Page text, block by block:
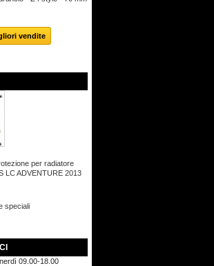
vendite
per radiatore
LC ADVENTURE 2013
speciali
09.00-18.00